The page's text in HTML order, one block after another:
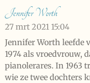
Jennifer Worth
27 mrt 2021 15:04
Jennifer Worth leefde
1974 als vroedvrouw,
pianolerares. In 1963
wie ze twee dochters